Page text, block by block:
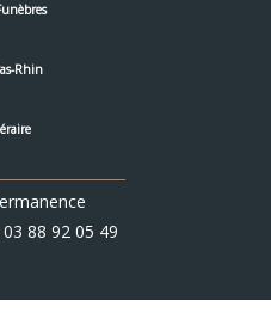
Rhin
03 88 92 05 49